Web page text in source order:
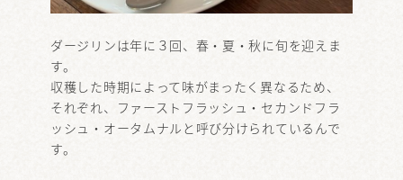
ダージリンは年に３回、春・夏・秋に旬を迎えま
す。
収穫した時期によって味がまったく異なるため、
それぞれ、ファーストフラッシュ・セカンドフラ
ッシュ・オータムナルと呼び分けられているんで
す。